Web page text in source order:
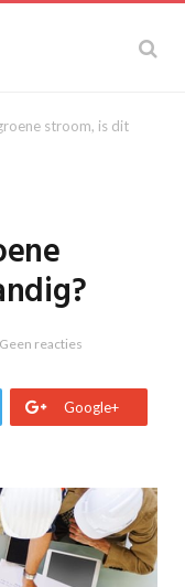
stroom, is dit
Geen reacties
Google+